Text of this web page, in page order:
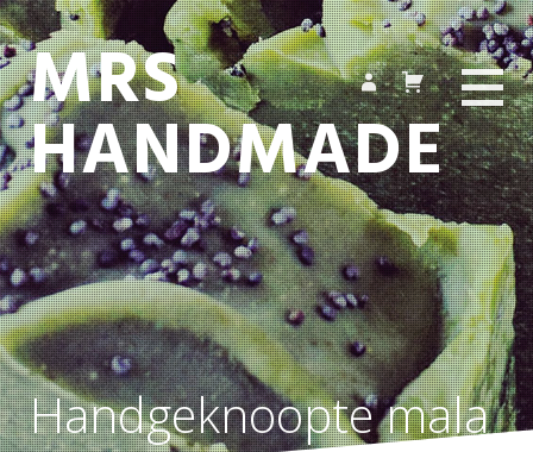
MRS
HANDMADE
Handgeknoopte mala